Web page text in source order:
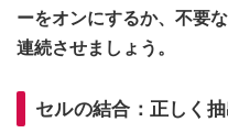
ーをオンにするか、不要
連続させましょう。
セルの結合：正しく